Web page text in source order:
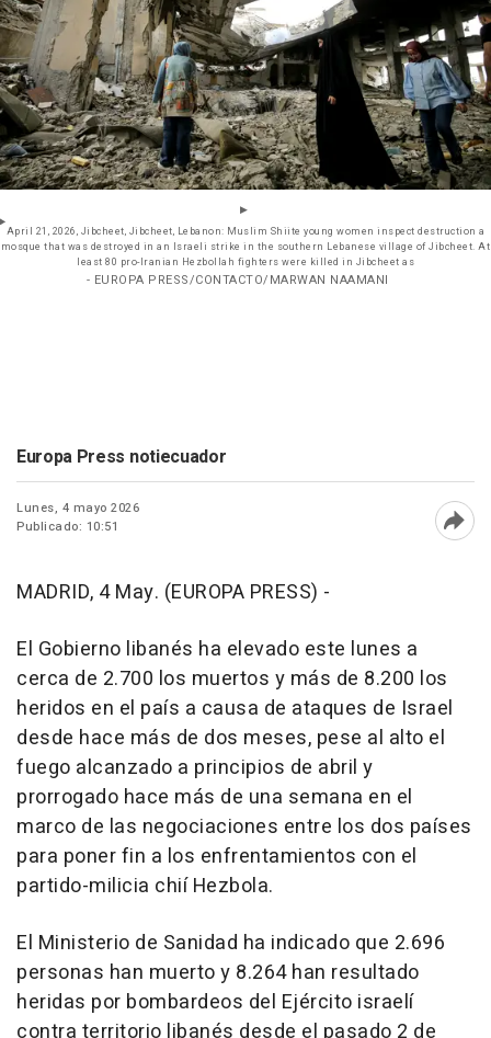
April 21, 2026, Jibcheet, Jibcheet, Lebanon: Muslim Shiite young women inspect destruction a
mosque that was destroyed in an Israeli strike in the southern Lebanese village of Jibcheet. At
least 80 pro-Iranian Hezbollah fighters were killed in Jibcheet as
- EUROPA PRESS/CONTACTO/MARWAN NAAMANI
Europa Press notiecuador
Lunes, 4 mayo 2026
Publicado: 10:51
MADRID, 4 May. (EUROPA PRESS) -
El Gobierno libanés ha elevado este lunes a
cerca de 2.700 los muertos y más de 8.200 los
heridos en el país a causa de ataques de Israel
desde hace más de dos meses, pese al alto el
fuego alcanzado a principios de abril y
prorrogado hace más de una semana en el
marco de las negociaciones entre los dos países
para poner fin a los enfrentamientos con el
partido-milicia chií Hezbola.
El Ministerio de Sanidad ha indicado que 2.696
personas han muerto y 8.264 han resultado
heridas por bombardeos del Ejército israelí